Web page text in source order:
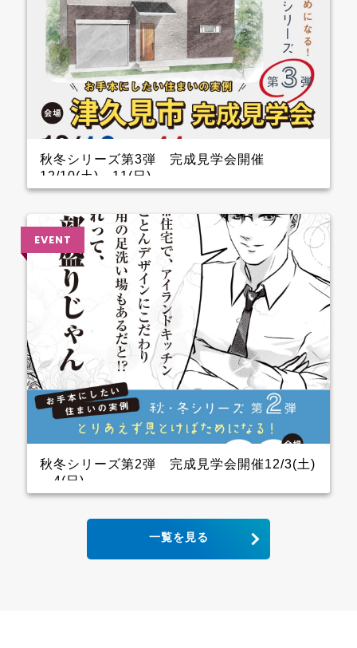
秋冬シリーズ第3弾 完成見学会開催
12/10(土)～11(日)
インナーガレージがある家 完成見学会のお知らせ
クレバリーホーム完成見学会！ 12月10日(土)11日
(日) ■会場：大分県津久見市 ご予約いただいた方に
は、現地地図をメールまたは郵送いたします。 ▼ ご
来場で人気のＬOGOSグッズをプレゼント！ ファイナ
ンスシャルプランナーによる資金計画のご相談も実
施。 お手本どころ！！ 玄関 玄関を上がってすぐのと
ころに手洗器を設置しているので、とても衛生的。 1.5
帖あるSCLは三輪車やベビーカーなどおける広さなの
でファミリー層に嬉しいです。 キッチン キッチン背
面のカップボードの横に造作カウンターを設けている
ので、キッチン用の家電を横一列にきれいに並べられ
ます。 パントリーも十分に幅をとっていて大容量の収
納が可能！ リビングから死角になるところに上手に配
置しています。 &ensp […]
秋冬シリーズ第2弾 完成見学会開催12/3(土)
～4(日)
2世帯住宅の完成見学会 クレバリーホーム完成見学
会！ 12月3日(土)4日(日) ■会場：大分県大分市宮河内
ご予約いただいた方には、現地地図をメールまたは郵
一覧を見る